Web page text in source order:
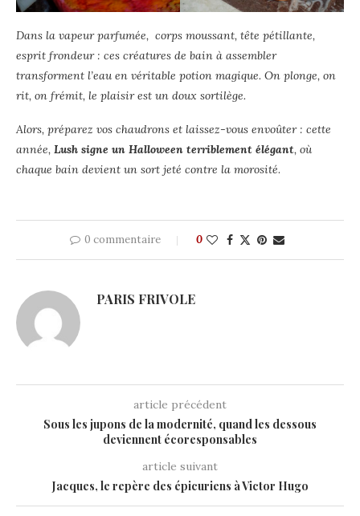
Dans la vapeur parfumée, corps moussant, tête pétillante,
esprit frondeur : ces créatures de bain à assembler
transforment l’eau en véritable potion magique. On plonge, on
rit, on frémit, le plaisir est un doux sortilège.
Alors, préparez vos chaudrons et laissez-vous envoûter : cette
année, Lush signe un Halloween terriblement élégant, où
chaque bain devient un sort jeté contre la morosité.
0 commentaire 0
PARIS FRIVOLE
article précédent
Sous les jupons de la modernité, quand les dessous
deviennent écoresponsables
article suivant
Jacques, le repère des épicuriens à Victor Hugo